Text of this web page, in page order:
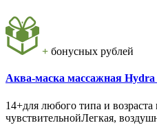
+ бонусных рублей
Аква-маска массажная Hydra
14+для любого типа и
чувствительнойЛегкая,